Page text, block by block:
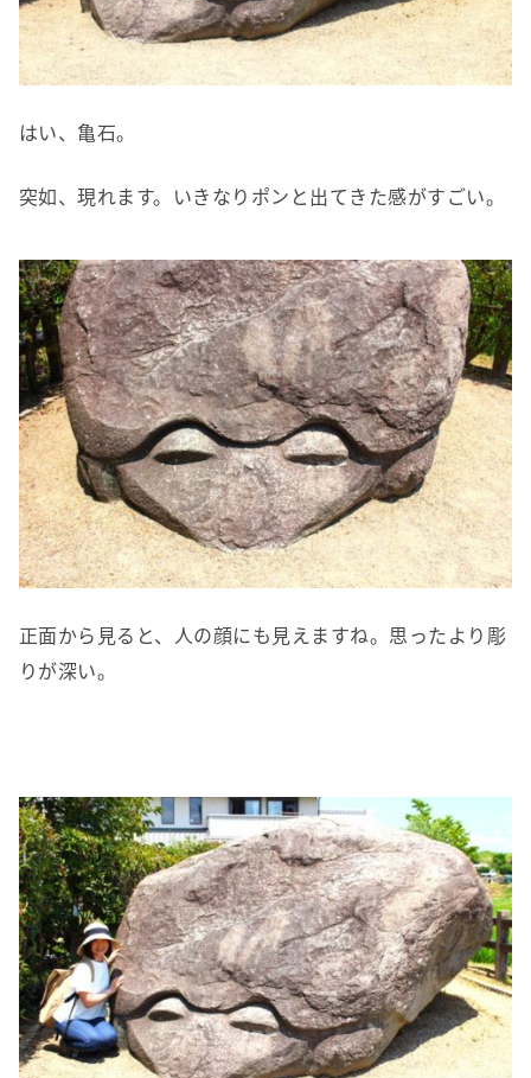
はい、亀石。
突如、現れます。いきなりポンと出てきた感がすごい。
正面から見ると、人の顔にも見えますね。思ったより彫
りが深い。